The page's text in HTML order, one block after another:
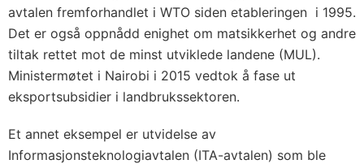
avtalen fremforhandlet i WTO siden etableringen i 1995.
Det er også oppnådd enighet om matsikkerhet og andre
tiltak rettet mot de minst utviklede landene (MUL).
Ministermøtet i Nairobi i 2015 vedtok å fase ut
eksportsubsidier i landbrukssektoren.
Et annet eksempel er utvidelse av
Informasjonsteknologiavtalen (ITA-avtalen) som ble